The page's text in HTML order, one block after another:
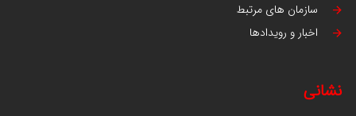
سازمان های مرتبط
اخبار و رویدادها
نشانی